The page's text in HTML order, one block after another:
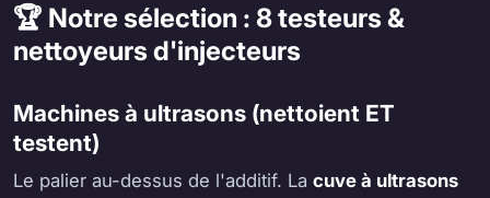
🏆 Notre sélection : 8 testeurs &
nettoyeurs d'injecteurs
Machines à ultrasons (nettoient ET
testent)
Le palier au-dessus de l'additif. La cuve à ultrasons